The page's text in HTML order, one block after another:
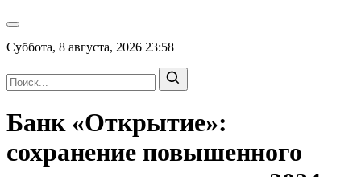
Суббота, 8 августа, 2026 23:58
Банк «Открытие»:
сохранение повышенного